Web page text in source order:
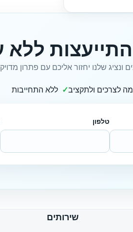
ללא
שלנו יחזור אליכם עם פתרון
לצרכים ולתקציב ללא התחייבות
טלפון
שירותים